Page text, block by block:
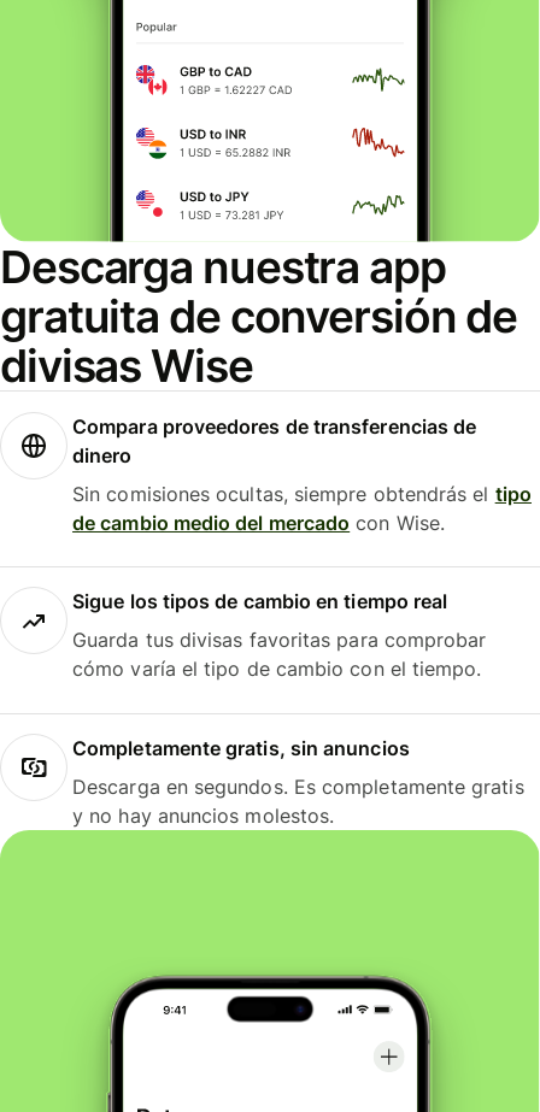
Descarga nuestra app
gratuita de conversión de
divisas Wise
Compara proveedores de transferencias de
dinero
Sin comisiones ocultas, siempre obtendrás el tipo
de cambio medio del mercado con Wise.
Sigue los tipos de cambio en tiempo real
Guarda tus divisas favoritas para comprobar
cómo varía el tipo de cambio con el tiempo.
Completamente gratis, sin anuncios
Descarga en segundos. Es completamente gratis
y no hay anuncios molestos.